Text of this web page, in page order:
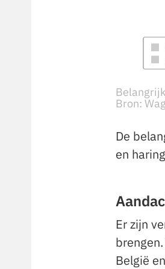
Bron:
De
en
Er zijn
België